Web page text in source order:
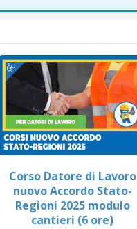
Corso Datore di Lavoro
nuovo Accordo Stato-
Regioni 2025 modulo
cantieri (6 ore)